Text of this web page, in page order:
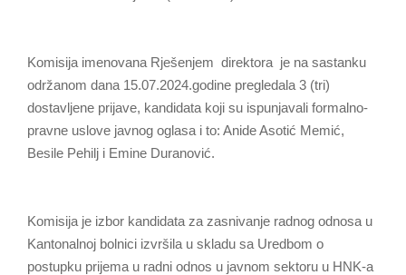
Komisija imenovana Rješenjem direktora je na sastanku
održanom dana 15.07.2024.godine pregledala 3 (tri)
dostavljene prijave, kandidata koji su ispunjavali formalno-
pravne uslove javnog oglasa i to: Anide Asotić Memić,
Besile Pehilj i Emine Duranović.
Komisija je izbor kandidata za zasnivanje radnog odnosa u
Kantonalnoj bolnici izvršila u skladu sa Uredbom o
postupku prijema u radni odnos u javnom sektoru u HNK-a